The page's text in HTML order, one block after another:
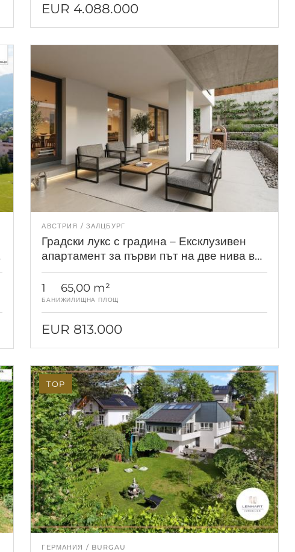
EUR 4.088.000
АВСТРИЯ ЗАЛЦБУРГ
Градски лукс с градина – Ексклузивен
апартамент за първи път на две нива в
Залцбург
1
БАНИ
65,00 m²
ЖИЛИЩНА ПЛОЩ
EUR 813.000
ГЕРМАНИЯ BURGAU
TOP